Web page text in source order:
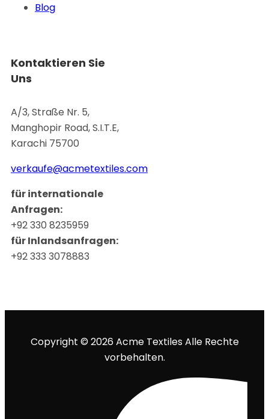
Blog
Kontaktieren Sie
Uns
A/3, Straße Nr. 5,
Manghopir Road, S.I.T.E,
Karachi 75700
verkaufe@acmetextiles.com
für internationale
Anfragen:
+92 330 8235959
für Inlandsanfragen:
+92 333 3078883
Copyright © 2026 Acme Textiles Alle Rechte
vorbehalten.